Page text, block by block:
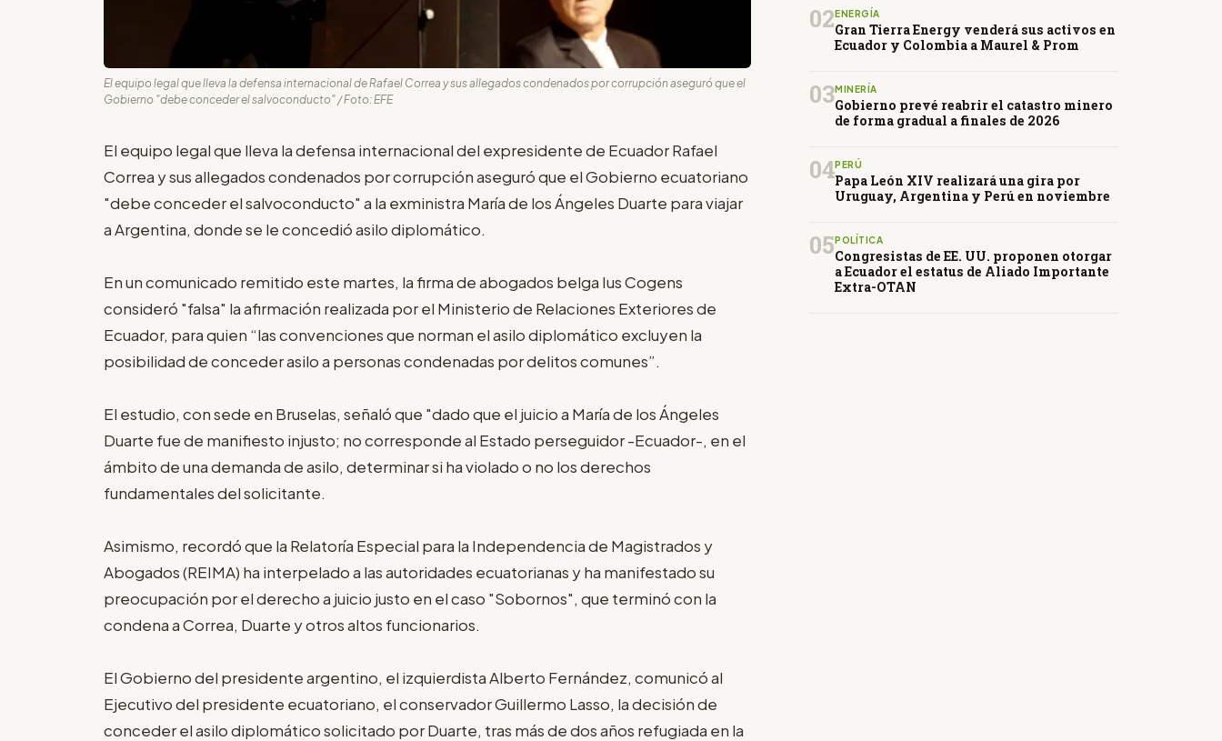
El equipo legal que lleva la defensa internacional de Rafael Correa y sus allegados condenados por corrupción aseguró que el
Gobierno "debe conceder el salvoconducto" / Foto: EFE
El equipo legal que lleva la defensa internacional del expresidente de Ecuador Rafael
Correa y sus allegados condenados por corrupción aseguró que el Gobierno ecuatoriano
"debe conceder el salvoconducto" a la exministra María de los Ángeles Duarte para viajar
a Argentina, donde se le concedió asilo diplomático.
En un comunicado remitido este martes, la firma de abogados belga Ius Cogens
consideró "falsa" la afirmación realizada por el Ministerio de Relaciones Exteriores de
Ecuador, para quien “las convenciones que norman el asilo diplomático excluyen la
posibilidad de conceder asilo a personas condenadas por delitos comunes”.
El estudio, con sede en Bruselas, señaló que "dado que el juicio a María de los Ángeles
Duarte fue de manifiesto injusto; no corresponde al Estado perseguidor -Ecuador-, en el
ámbito de una demanda de asilo, determinar si ha violado o no los derechos
fundamentales del solicitante.
Asimismo, recordó que la Relatoría Especial para la Independencia de Magistrados y
Abogados (REIMA) ha interpelado a las autoridades ecuatorianas y ha manifestado su
preocupación por el derecho a juicio justo en el caso "Sobornos", que terminó con la
condena a Correa, Duarte y otros altos funcionarios.
El Gobierno del presidente argentino, el izquierdista Alberto Fernández, comunicó al
Ejecutivo del presidente ecuatoriano, el conservador Guillermo Lasso, la decisión de
conceder el asilo diplomático solicitado por Duarte, tras más de dos años refugiada en la
02 ENERGÍA
Gran Tierra Energy venderá sus activos en
Ecuador y Colombia a Maurel & Prom
03MINERÍA
Gobierno prevé reabrir el catastro minero
de forma gradual a finales de 2026
04PERÚ
Papa León XIV realizará una gira por
Uruguay, Argentina y Perú en noviembre
05 POLÍTICA
Congresistas de EE. UU. proponen otorgar
a Ecuador el estatus de Aliado Importante
Extra-OTAN